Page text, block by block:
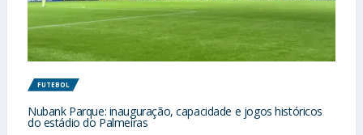
FUTEBOL
Nubank Parque: inauguração, capacidade e jogos históricos
do estádio do Palmeiras